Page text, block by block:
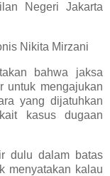
Negeri Jakarta
Nikita Mirzani
bahwa jaksa
untuk mengajukan
yang dijatuhkan
kasus dugaan
dulu dalam batas
menyatakan kalau